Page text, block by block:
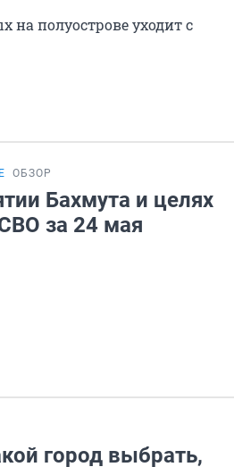
полуострове уходит с
ОБЗОР
Бахмута и целях
за 24 мая
город выбрать,